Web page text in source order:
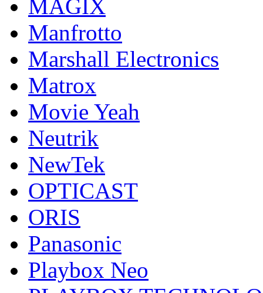
MAGIX
Manfrotto
Marshall Electronics
Matrox
Movie Yeah
Neutrik
NewTek
OPTICAST
ORIS
Panasonic
Playbox Neo